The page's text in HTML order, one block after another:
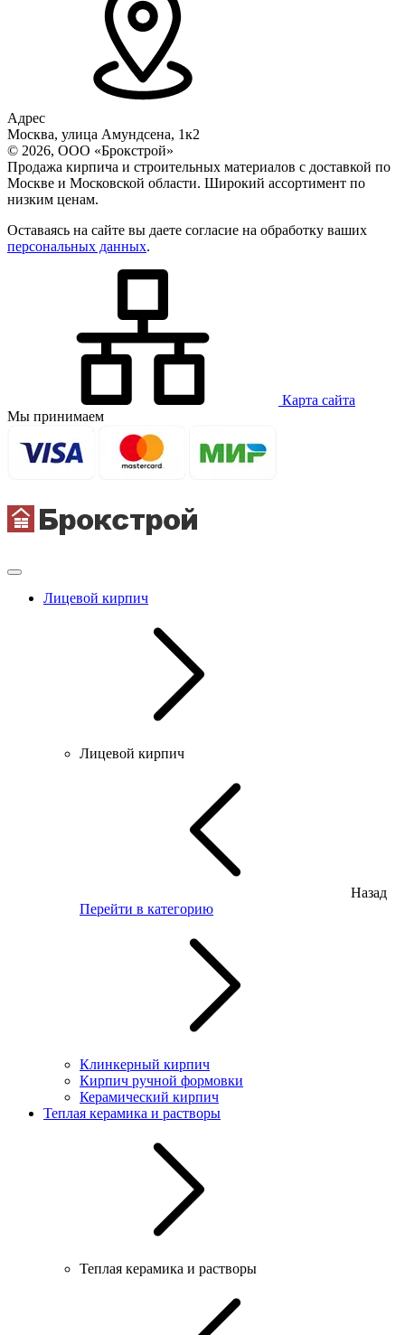
Адрес
Москва, улица Амундсена, 1к2
© 2026, ООО «Брокстрой»
Продажа кирпича и строительных материалов с доставкой по
Москве и Московской области. Широкий ассортимент по
низким ценам.
Оставаясь на сайте вы даете согласие на обработку ваших
персональных данных.
Карта сайта
Мы принимаем
Лицевой кирпич
Лицевой кирпич
Назад
Перейти в категорию
Клинкерный кирпич
Кирпич ручной формовки
Керамический кирпич
Теплая керамика и растворы
Теплая керамика и растворы